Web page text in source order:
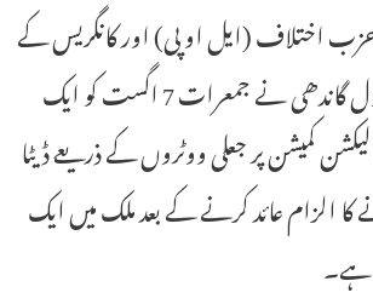
اختلاف (ایل او پی) اور کانگریس کے
رکن پارلیمنٹ راہول گاندھی نے جمعرات 7 اگست کو ایک
کمیشن پر جعلی ووٹروں کے ذریعے ڈیٹا
کا الزام عائد کرنے کے بعد ملک میں ایک
ہے۔